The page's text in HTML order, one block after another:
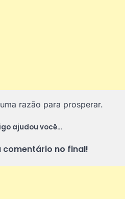
razão para prosperar.
ajudou você…
comentário no final!